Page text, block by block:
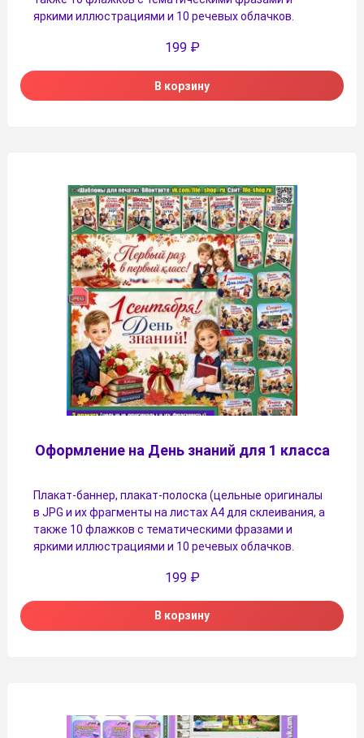
яркими иллюстрациями и 10 речевых облачков.
199 ₽
В корзину
Оформление на День знаний для 1 класса
Плакат-баннер, плакат-полоска (цельные оригиналы
в JPG и их фрагменты на листах A4 для склеивания, а
также 10 флажков с тематическими фразами и
яркими иллюстрациями и 10 речевых облачков.
199 ₽
В корзину